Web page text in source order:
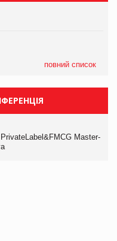
повний список
Master-